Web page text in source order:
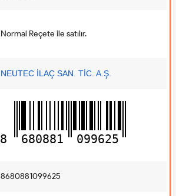
Normal Reçete ile satılır.
NEUTEC İLAÇ SAN. TİC. A.Ş.
8 680881 099625
8680881099625